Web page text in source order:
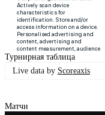
Турнирная таблица
Live data by Scoreaxis
Матчи